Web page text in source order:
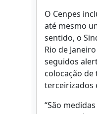
O Cenpes
até mesmo
sentido, o
Rio de
seguidos
colocação
terceirizados
“São